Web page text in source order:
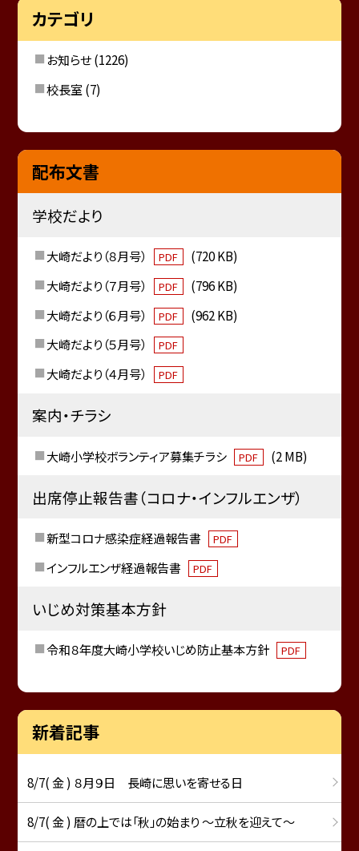
カテゴリ
お知らせ(1226)
校長室 (7)
配布文書
学校だより
大崎だより（８月号） PDF
(720 KB)
大崎だより（７月号）
PDF
(796 KB)
大崎だより（６月号）
PDF
(962 KB)
大崎だより（５月号）
PDF
大崎だより（４月号） PDF
案内・チラシ
大崎小学校ボランティア募集チラシ PDF (2 MB)
出席停止報告書（コロナ・インフルエンザ）
新型コロナ感染症経過報告書 PDF
インフルエンザ経過報告書 PDF
いじめ対策基本方針
令和８年度大崎小学校いじめ防止基本方針 PDF
新着記事
8/7( 金 ) ８月９日 長崎に思いを寄せる日
8/7( 金 ) 暦の上では「秋」の始まり ～立秋を迎えて～